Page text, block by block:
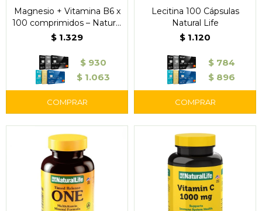
Magnesio + Vitamina B6 x
100 comprimidos – Natural
Life
$ 1.329
$ 930
$ 1.063
Lecitina 100 Cápsulas
Natural Life
$ 1.120
$ 784
$ 896